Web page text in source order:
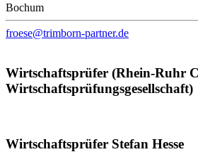
Bochum
froese@trimborn-partner.de
Wirtschaftsprüfer (Rhein-Ruhr
Wirtschaftsprüfungsgesellschaft)
Wirtschaftsprüfer Stefan Hesse